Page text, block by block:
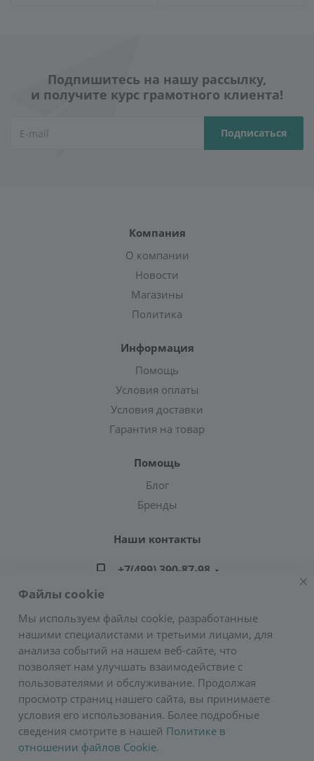
Подпишитесь на нашу рассылку,
и получите курс грамотного клиента!
Компания
О компании
Новости
Магазины
Политика
Информация
Помощь
Условия оплаты
Условия доставки
Гарантия на товар
Помощь
Блог
Бренды
Наши контакты
+7(499) 390-87-98
Адрес: г. Москва, ул. Подольских Курсантов,
д.3, стр.2 (метро Пражская)
E-mail:zakaz@greencond.ru
Файлы cookie
Мы используем файлы cookie, разработанные
нашими специалистами и третьими лицами, для
анализа событий на нашем веб-сайте, что
позволяет нам улучшать взаимодействие с
пользователями и обслуживание. Продолжая
просмотр страниц нашего сайта, вы принимаете
условия его использования. Более подробные
сведения смотрите в нашей Политике в
отношении файлов Cookie.